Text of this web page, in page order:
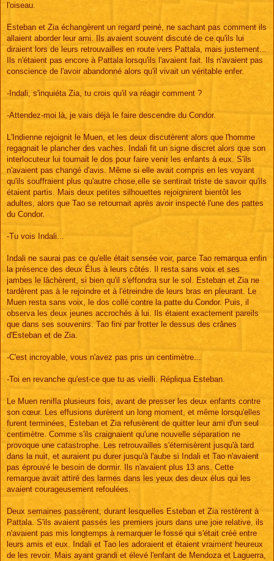
l'oiseau.
Esteban et Zia échangèrent un regard peiné, ne sachant pas comment ils
allaient aborder leur ami. Ils avaient souvent discuté de ce qu'ils lui
diraient lors de leurs retrouvailles en route vers Pattala, mais justement...
Ils n'étaient pas encore à Pattala lorsqu'ils l'avaient fait. Ils n'avaient pas
conscience de l'avoir abandonné alors qu'il vivait un véritable enfer.
-Indali, s'inquiéta Zia, tu crois qu'il va réagir comment ?
-Attendez-moi là, je vais déjà le faire descendre du Condor.
L'Indienne rejoignit le Muen, et les deux discutèrent alors que l'homme
regagnait le plancher des vaches. Indali fit un signe discret alors que son
interlocuteur lui tournait le dos pour faire venir les enfants à eux. S'ils
n'avaient pas changé d'avis. Même si elle avait compris en les voyant
qu'ils souffraient plus qu'autre chose,elle se sentirait triste de savoir qu'ils
étaient partis. Mais deux petites silhouettes rejoignirent bientôt les
adultes, alors que Tao se retournait après avoir inspecté l'une des pattes
du Condor.
-Tu vois Indali...
Indali ne saurai pas ce qu'elle était sensée voir, parce Tao remarqua enfin
la présence des deux Élus à leurs côtés. Il resta sans voix et ses
jambes le lâchèrent, si bien qu'il s'effondra sur le sol. Esteban et Zia ne
tardèrent pas à le rejoindre et à l'étreindre de leurs bras en pleurant. Le
Muen resta sans voix, le dos collé contre la patte du Condor. Puis, il
observa les deux jeunes accrochés à lui. Ils étaient exactement pareils
que dans ses souvenirs. Tao fini par frotter le dessus des crânes
d'Esteban et de Zia.
-C'est incroyable, vous n'avez pas pris un centimètre...
-Toi en revanche qu'est-ce que tu as vieilli. Répliqua Esteban.
Le Muen renifla plusieurs fois, avant de presser les deux enfants contre
son cœur. Les effusions durèrent un long moment, et même lorsqu'elles
furent terminées, Esteban et Zia refusèrent de quitter leur ami d'un seul
centimètre. Comme s'ils craignaient qu'une nouvelle séparation ne
provoque une catastrophe. Les retrouvailles s'éternisèrent jusqu'à tard
dans la nuit, et auraient pu durer jusqu'à l'aube si Indali et Tao n'avaient
pas éprouvé le besoin de dormir. Ils n'avaient plus 13 ans. Cette
remarque avait attiré des larmes dans les yeux des deux élus qui les
avaient courageusement refoulées.
Deux semaines passèrent, durant lesquelles Esteban et Zia restèrent à
Pattala. S'ils avaient passés les premiers jours dans une joie relative, ils
n'avaient pas mis longtemps à remarquer le fossé qui s'était créé entre
leurs amis et eux. Indali et Tao les adoraient et étaient vraiment heureux
de les revoir. Mais ayant grandi et élevé l'enfant de Mendoza et Laguerra,